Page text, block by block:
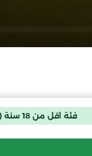
فئة اقل من 18 سنة ( أ )